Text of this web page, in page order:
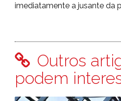
imediatamente a jusante da
Outros
podem